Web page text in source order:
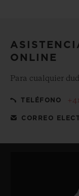
ONLINE
Para cualquier
TELÉFONO
CORREO